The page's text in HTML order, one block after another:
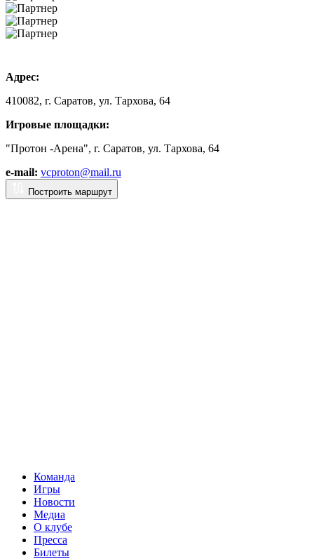
Адрес:
410082, г. Саратов, ул. Тархова, 64
Игровые площадки:
"Протон -Арена", г. Саратов, ул. Тархова, 64
e-mail: vcproton@mail.ru
Построить маршрут
Команда
Игры
Новости
Медиа
О клубе
Пресса
Билеты